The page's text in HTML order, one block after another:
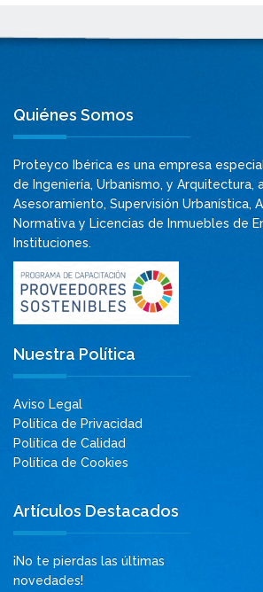
Quiénes Somos
Proteyco Ibérica es una empresa
de Ingeniería, Urbanismo, y Arquitectura,
Asesoramiento, Supervisión Urbanística,
Normativa y Licencias de Inmuebles de
Instituciones.
Nuestra Política
Aviso Legal
Política de Privacidad
Política de Calidad
Política de Cookies
Artículos Destacados
¡No te pierdas las últimas
novedades!